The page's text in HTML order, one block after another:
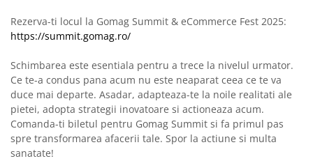
Rezerva-ti locul la Gomag Summit & eCommerce Fest 2025:
https://summit.gomag.ro/
Schimbarea este esentiala pentru a trece la nivelul urmator.
Ce te-a condus pana acum nu este neaparat ceea ce te va
duce mai departe. Asadar, adapteaza-te la noile realitati ale
pietei, adopta strategii inovatoare si actioneaza acum.
Comanda-ti biletul pentru Gomag Summit si fa primul pas
spre transformarea afacerii tale. Spor la actiune si multa
sanatate!